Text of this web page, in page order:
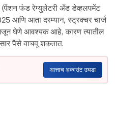
फंड रेग्युलेटरी अँड डेव्हलपमेंट
आणि आता दरम्यान, स्ट्रक्चर चार्ज
घेणे आवश्यक आहे, कारण त्यातील
पैसे वाचवू शकतात.
आत्ताच अकाउंट उघडा